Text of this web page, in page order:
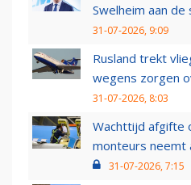
Swelheim aan de
31-07-2026, 9:09
Rusland trekt
wegens zorgen
31-07-2026, 8:03
Wachttijd afgifte
monteurs neemt
31-07-2026, 7:15